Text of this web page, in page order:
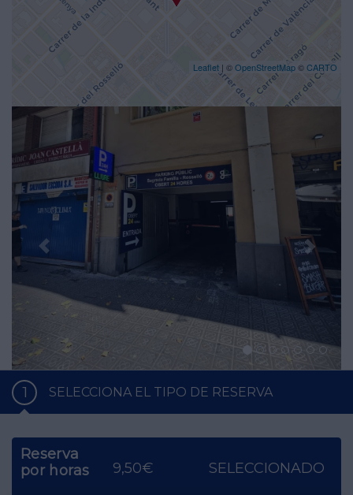
Leaflet | ©OpenStreetMap©CARTO
Previous
1 SELECCIONA EL TIPO DE RESERVA
Reserva
por horas
9,50€ SELECCIONADO